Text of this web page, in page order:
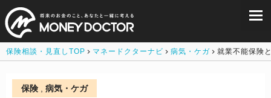
保険相談・見直しTOP マネードクターナビ 病気・ケガ 就業不能保険
保険, 病気・ケガ